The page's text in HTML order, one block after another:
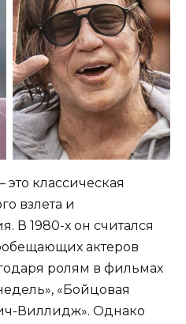
классическая
взлета и
В 1980-х он считался
актеров
ролям в фильмах
«Бойцовая
Виллидж». Однако